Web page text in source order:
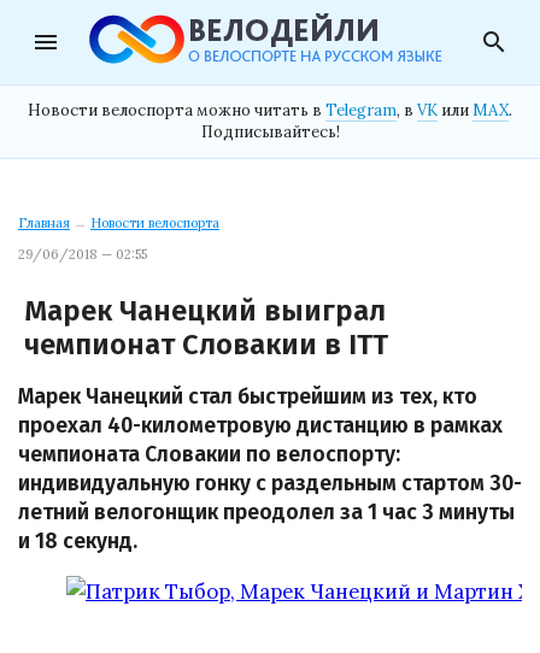
menu search
Новости велоспорта можно читать в Telegram, в VK илиMAX.
Подписывайтесь!
Главная → Новости велоспорта
29/06/2018 — 02:55
Марек Чанецкий выиграл
чемпионат Словакии в ITT
Марек Чанецкий стал быстрейшим из тех, кто
проехал 40-километровую дистанцию в рамках
чемпионата Словакии по велоспорту:
индивидуальную гонку с раздельным стартом 30-
летний велогонщик преодолел за 1 час 3 минуты
и 18 секунд.